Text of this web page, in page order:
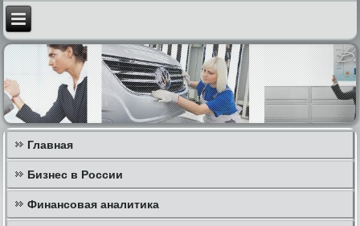
Главная
Бизнес в России
Финансовая аналитика